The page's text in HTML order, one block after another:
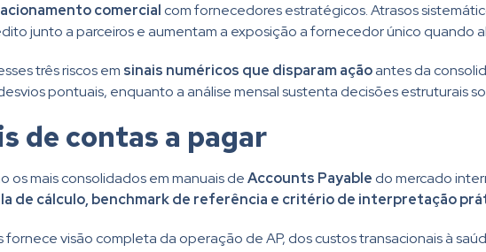
comercial com fornecedores estratégicos. Atrasos
junto a parceiros e aumentam a exposição a fornecedor único quando
três riscos em sinais numéricos que disparam açãoantes da
pontuais, enquanto a análise mensal sustenta decisões estruturais
de contas a pagar
os mais consolidados em manuais deAccounts Payable do mercado
de cálculo, benchmark de referência e critério de interpretação
visão completa da operação de AP, dos custos transacionais à